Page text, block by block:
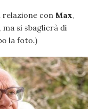
relazione con Max,
si sbaglierà di
la foto.)